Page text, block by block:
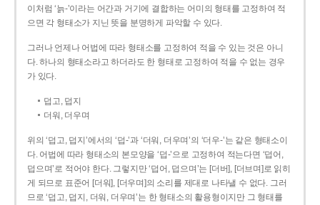
이처럼 ‘늙-­’이라는 어간과 거기에 결합하는 어미의 형태를 고정하여 적
으면 각 형태소가 지닌 뜻을 분명하게 파악할 수 있다.
그러나 언제나 어법에 따라 형태소를 고정하여 적을 수 있는 것은 아니
다. 하나의 형태소라고 하더라도 한 형태로 고정하여 적을 수 없는 경우
가 있다.
덥고, 덥지
더워, 더우며
위의 ‘덥고, 덥지’에서의 ‘덥-­’과 ‘더워, 더우며’의 ‘더우-­’는 같은 형태소이
다. 어법에 따라 형태소의 본모양을 ‘덥-­’으로 고정하여 적는다면 ‘덥어,
덥으며’로 적어야 한다. 그렇지만 ‘덥어, 덥으며’는 [더버], [더브며]로 읽히
게 되므로 표준어 [더워], [더우며]의 소리를 제대로 나타낼 수 없다. 그러
므로 ‘덥고, 덥지, 더워, 더우며’는 한 형태소의 활용형이지만 그 형태를